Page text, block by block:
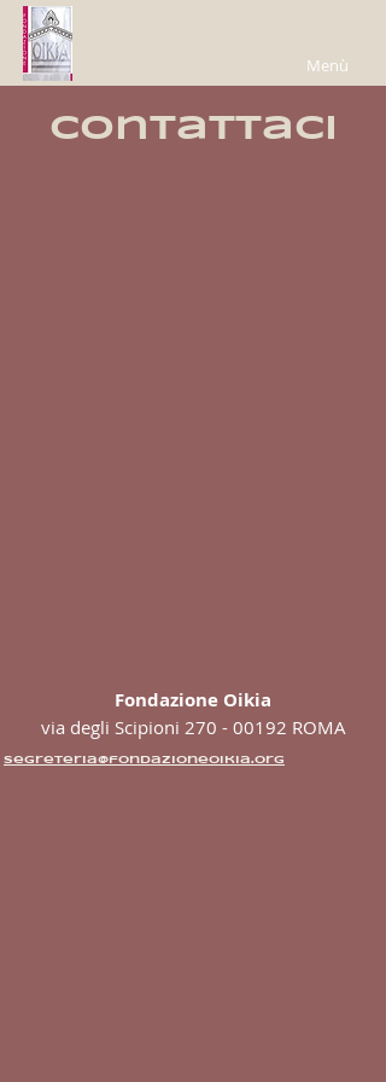
Menù
contattaci
Fondazione Oikia
via degli Scipioni 270 - 00192 ROMA
segreteria@fondazioneoikia.org